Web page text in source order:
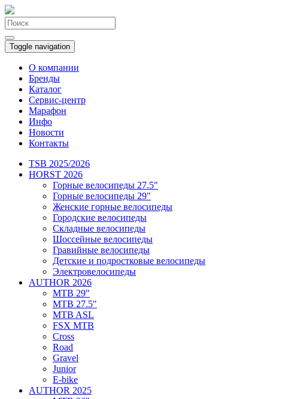
Toggle navigation
О компании
Бренды
Каталог
Сервис-центр
Марафон
Инфо
Новости
Контакты
TSB 2025/2026
HORST 2026
Горные велосипеды 27.5"
Горные велосипеды 29"
Женские горные велосипеды
Городские велосипеды
Складные велосипеды
Шоссейные велосипеды
Гравийные велосипеды
Детские и подростковые велосипеды
Электровелосипеды
AUTHOR 2026
MTB 29"
MTB 27.5"
MTB ASL
FSX MTB
Cross
Road
Gravel
Junior
E-bike
AUTHOR 2025